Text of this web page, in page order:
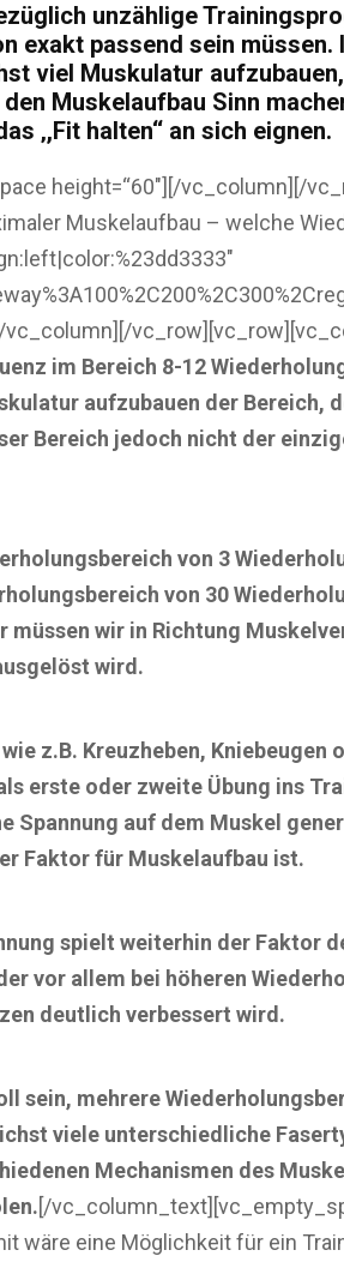
unzählige
exakt passend sein
viel Muskulatur
Muskelaufbau Sinn
‚,Fit halten‘‘ an sich eignen.
height=“60″][/vc_column][/
Muskelaufbau – welche
vc_column][/
im Bereich 8-12
aufzubauen der Bereich,
Bereich jedoch nicht der
von 3
von 30
müssen wir in Richtung
wird.
z.B. Kreuzheben,
erste oder zweite Übung ins
Spannung auf dem Muskel
Faktor für Muskelaufbau ist.
spielt weiterhin der Faktor
vor allem bei höheren
deutlich verbessert wird.
sein, mehrere
viele unterschiedliche
Mechanismen des
[/
wäre eine Möglichkeit für ein